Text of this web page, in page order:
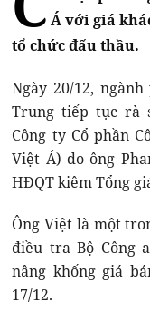
Á với giá
tổ chức đấu thầu.
Ngày 20/12,
Trung tiếp tục rà
Công ty Cổ phần
Việt Á) do ông
HĐQT kiêm Tổng
Ông Việt là một
điều tra Bộ Công
nâng khống giá
17/12.